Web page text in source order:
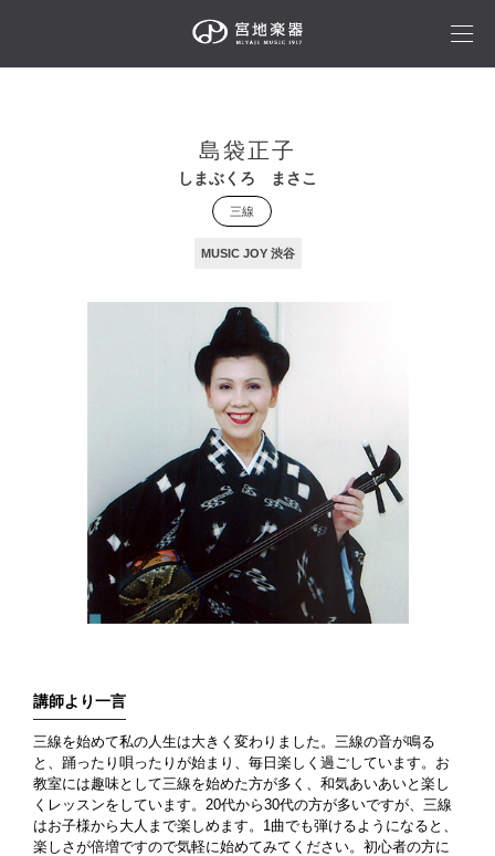
島袋正子
しまぶくろ まさこ
三線
MUSIC JOY 渋谷
講師より一言
三線を始めて私の人生は大きく変わりました。三線の音が鳴る
と、踊ったり唄ったりが始まり、毎日楽しく過ごしています。お
教室には趣味として三線を始めた方が多く、和気あいあいと楽し
くレッスンをしています。20代から30代の方が多いですが、三線
はお子様から大人まで楽しめます。1曲でも弾けるようになると、
楽しさが倍増ですので気軽に始めてみてください。初心者の方に